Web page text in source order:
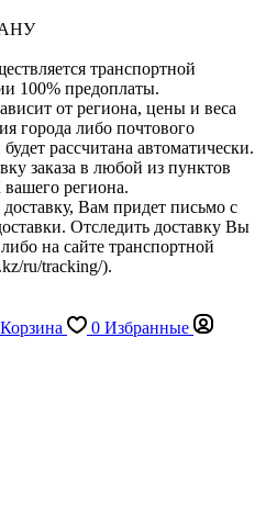
транспортной
100% предоплаты.
от региона, цены и веса
города либо почтового
рассчитана автоматически.
заказа в любой из пунктов
региона.
Вам придет письмо с
Отследить доставку Вы
на сайте транспортной
ru/tracking/).
Корзина 0 Избранные